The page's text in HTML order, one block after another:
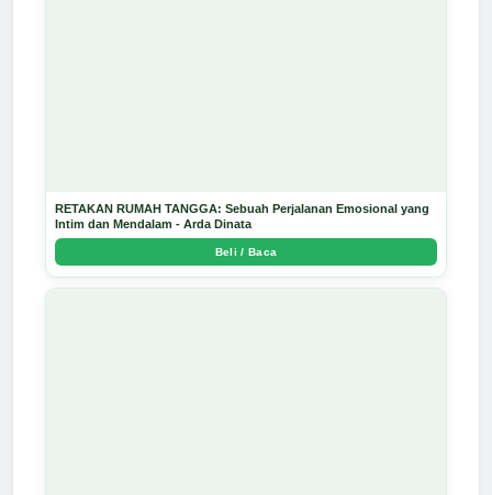
RETAKAN RUMAH TANGGA: Sebuah Perjalanan Emosional yang
Intim dan Mendalam - Arda Dinata
Beli / Baca